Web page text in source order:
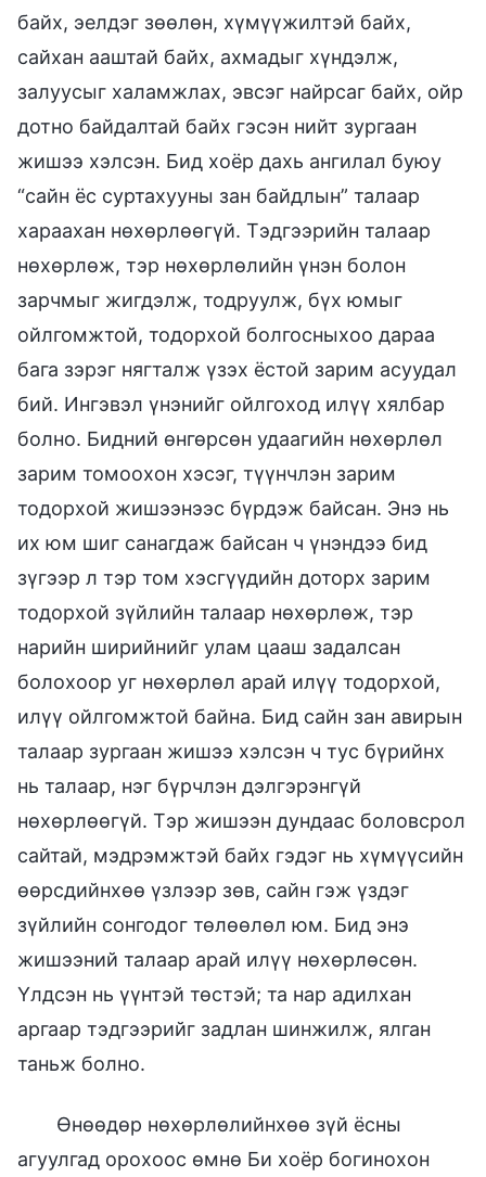
байх, эелдэг зөөлөн, хүмүүжилтэй байх,
сайхан ааштай байх, ахмадыг хүндэлж,
залуусыг халамжлах, эвсэг найрсаг байх, ойр
дотно байдалтай байх гэсэн нийт зургаан
жишээ хэлсэн. Бид хоёр дахь ангилал буюу
“сайн ёс суртахууны зан байдлын” талаар
хараахан нөхөрлөөгүй. Тэдгээрийн талаар
нөхөрлөж, тэр нөхөрлөлийн үнэн болон
зарчмыг жигдэлж, тодруулж, бүх юмыг
ойлгомжтой, тодорхой болгосныхоо дараа
бага зэрэг нягталж үзэх ёстой зарим асуудал
бий. Ингэвэл үнэнийг ойлгоход илүү хялбар
болно. Бидний өнгөрсөн удаагийн нөхөрлөл
зарим томоохон хэсэг, түүнчлэн зарим
тодорхой жишээнээс бүрдэж байсан. Энэ нь
их юм шиг санагдаж байсан ч үнэндээ бид
зүгээр л тэр том хэсгүүдийн доторх зарим
тодорхой зүйлийн талаар нөхөрлөж, тэр
нарийн ширийнийг улам цааш задалсан
болохоор уг нөхөрлөл арай илүү тодорхой,
илүү ойлгомжтой байна. Бид сайн зан авирын
талаар зургаан жишээ хэлсэн ч тус бүрийнх
нь талаар, нэг бүрчлэн дэлгэрэнгүй
нөхөрлөөгүй. Тэр жишээн дундаас боловсрол
сайтай, мэдрэмжтэй байх гэдэг нь хүмүүсийн
өөрсдийнхөө үзлээр зөв, сайн гэж үздэг
зүйлийн сонгодог төлөөлөл юм. Бид энэ
жишээний талаар арай илүү нөхөрлөсөн.
Үлдсэн нь үүнтэй төстэй; та нар адилхан
аргаар тэдгээрийг задлан шинжилж, ялган
таньж болно.
Өнөөдөр нөхөрлөлийнхөө зүй ёсны
агуулгад орохоос өмнө Би хоёр богинохон